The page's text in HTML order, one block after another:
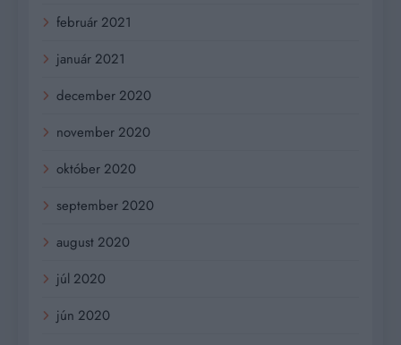
február 2021
január 2021
december 2020
november 2020
október 2020
september 2020
august 2020
júl 2020
jún 2020